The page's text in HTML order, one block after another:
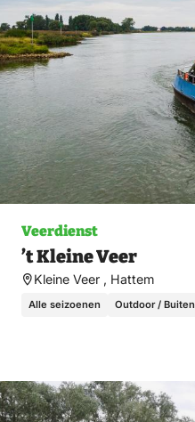
Veerdienst
’t Kleine Veer
Kleine Veer , Hattem
Alle seizoenen Outdoor / Buiten